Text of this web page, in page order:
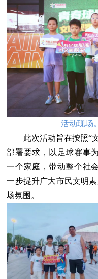
活动现场
此次活动旨在按照“文
部署要求，以足球赛事
一个家庭，带动整个社
一步提升广大市民文明
场氛围。